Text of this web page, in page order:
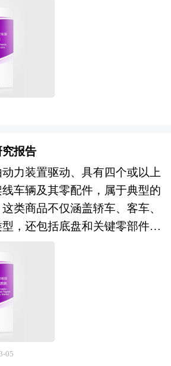
星产业将在航天强国战略与数字
下，呈现三大演进趋势：一是星
核心建设方向，低轨宽带互联网
座及导航增强星座的组网部署，
小批量"向"工业化大批量"转
箭多星及在轨服务等技术突
合化与智能化应用全面渗透，
感与5G、物联网、人工智能
合，手机直连卫星、汽车直连
及，卫星数据在精准农业、智
金融保险等行业的智能应用，
国际化发展深度拓展，商业航天
总体设计、星座运营及数据服务
发射服务及地面设备的国际市场
信联盟、空间数据系统咨询委员
制定，产业从"国家队主
"、从"国内市场"向"全球服
纪80年代，在市场经济的大潮
资事业已经有了较大的发展。随
定地高速增长和资本市场的逐步
市场在最近几年呈现出强劲的增
国市场的高回报率使中国成为全
地。 本报告由中研普华咨询
量周密的市场调研基础上，主
员会、中国风险投资协会、中
深圳创业投资同业公会、北京
创业投资行业协会、航空客运
行业研究网、国内外相关刊物
市相关统计单位等公布和提供
融资渠道、如何运作风险投
展趋势等进行了系统的分析，并
行业风险投资的主要现存问
新形势下面临的机遇与挑战和企
是风险投资公司、研究机构及航
准确了解目前航空客运行业风
以及消费级、工业级、军用级等
飞控系统、任务载荷、数据
服务等完整产业生态。该行业横
控导航、通信链路、传感器融合
高技术领域，具有技术迭代快、
全敏感度高、政策监管动态演
智能自主决策能力突破，无人
流配送及城市空中交通的关键
正从硬件销售向数据服务、空域
深度延伸。 当前中国无人机
制造中心"向"技术创新高地"跃
"系统解决方案"升级的关键战
年发展，我国已占据全球消费级
导地位，在工业级无人机领域形
，部分企业在飞控算法、避障感
心技术方面达到国际领先水平，
与民用无人驾驶航空试验区建设
五五"时期，中国无人机行业将
报告
力装置驱动、具有四个或以上
车辆及其零配件，属于典型的
类商品不仅涵盖轿车、客车、
，还包括底盘和关键零部件，
作为仅次于住房的第二大消费支
长使用周期、低购买频率和高决
者在购车时往往综合考量品
、智能化水平及售后服务等多重
审慎。 近年来，在新能源与
汽车正经历从“交通工
05